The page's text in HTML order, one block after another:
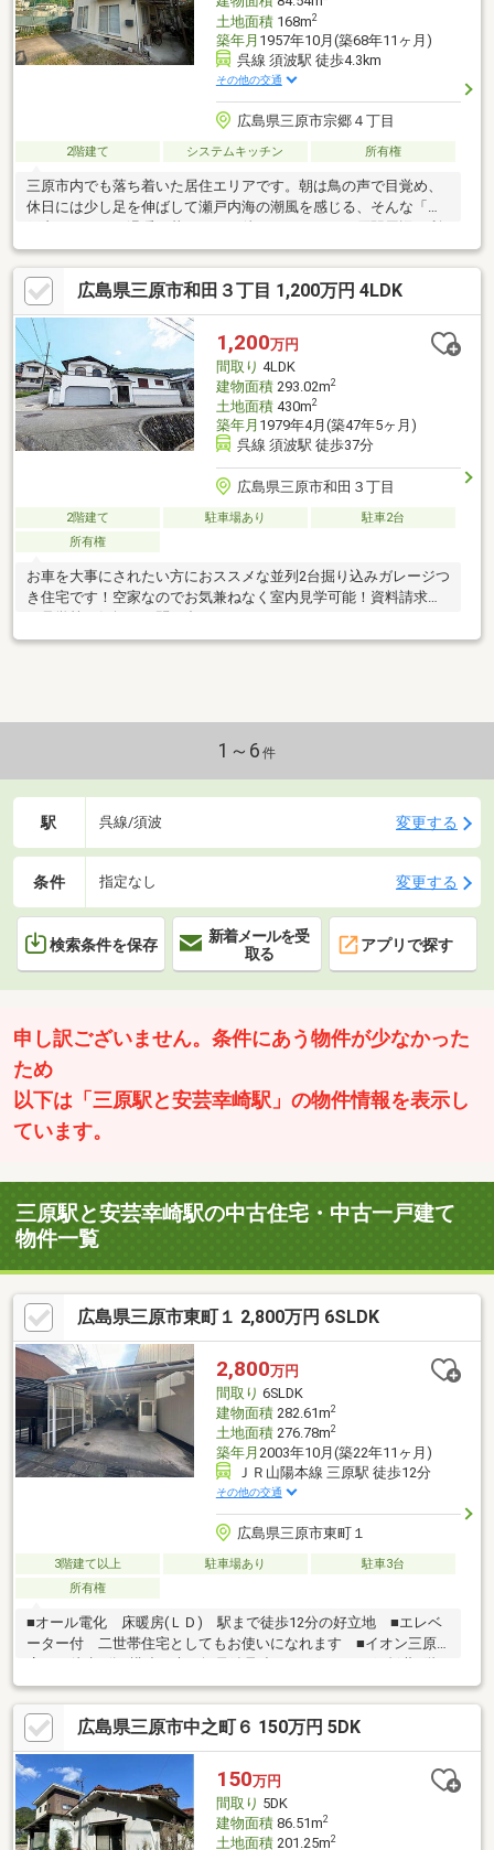
土地面積168m2
築年月 1957年10月(築68年11ヶ月)
呉線 須波駅 徒歩4.3km
その他の交通
広島県三原市宗郷４丁目
2階建て システムキッチン 所有権
三原市内でも落ち着いた居住エリアです。朝は鳥の声で目覚め、
休日には少し足を伸ばして瀬戸内海の潮風を感じる、そんな「瀬
便性を日常使いしながら、住
広島県三原市和田３丁目 1,200万円 4LDK
1,200万円
間取り 4LDK
建物面積293.02m2
土地面積430m2
築年月 1979年4月(築47年5ヶ月)
呉線 須波駅 徒歩37分
広島県三原市和田３丁目
2階建て 駐車場あり
駐車2台
所有権
お車を大事にされたい方におススメな並列2台掘り込みガレージつ
き住宅です！空家なのでお気兼ねなく室内見学可能！資料請求や
1～6 件
駅 呉線/須波 変更する
条件 指定なし 変更する
検索条件を保存
新着メールを受
取る
アプリで探す
申し訳ございません。条件にあう物件が少なかった
ため
以下は「三原駅と安芸幸崎駅」の物件情報を表示し
ています。
三原駅と安芸幸崎駅の中古住宅・中古一戸建て
物件一覧
広島県三原市東町１ 2,800万円 6SLDK
2,800万円
間取り 6SLDK
建物面積282.61m2
土地面積276.78m2
築年月 2003年10月(築22年11ヶ月)
ＪＲ山陽本線 三原駅 徒歩12分
その他の交通
広島県三原市東町１
3階建て以上 駐車場あり
駐車3台
所有権
■オール電化 床暖房(ＬＤ) 駅まで徒歩12分の好立地 ■エレベ
ーター付 二世帯住宅としてもお使いになれます ■イオン三原
店まで徒歩8分■構造：木・軽量鉄骨造瓦・亜鉛メッキ鋼板葺3階
建■別途、東町三丁目346-9(駐車場 43.97㎡)付 ■3台中2台賃貸中
(軽1台空有) ■食洗機故障の可能性 間口：約4ｍ
広島県三原市中之町６ 150万円 5DK
150万円
間取り 5DK
建物面積86.51m2
土地面積201.25m2